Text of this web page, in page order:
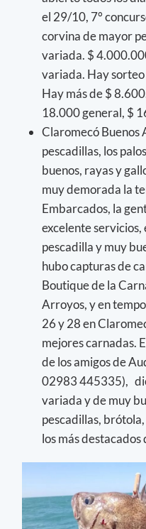
el 29/10, 7°
corvina de mayor
variada. $
variada. Hay
Hay más de $
18.000 general, $
Claromecó Buenos
pescadillas, los
buenos, rayas y
muy demorada la
Embarcados, la
excelente servicios,
pescadilla y muy
hubo capturas de
Boutique de la
Arroyos, y en
26 y 28 en
mejores carnadas.
de los amigos de
02983 445335),
variada y de muy
pescadillas,
los más